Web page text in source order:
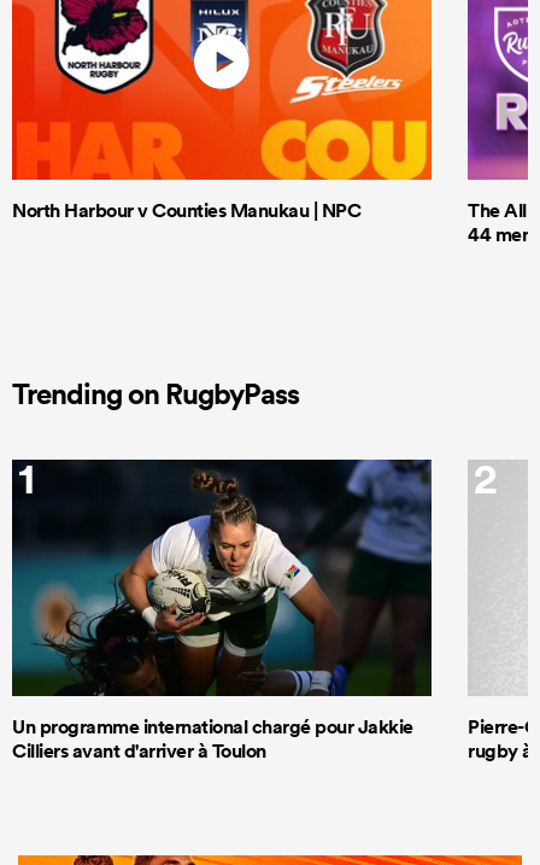
North Harbour v Counties Manukau | NPC
The All
44 men
Trending on RugbyPass
1
Un programme international chargé pour Jakkie
Cilliers avant d'arriver à Toulon
2
Pierre-
rugby à